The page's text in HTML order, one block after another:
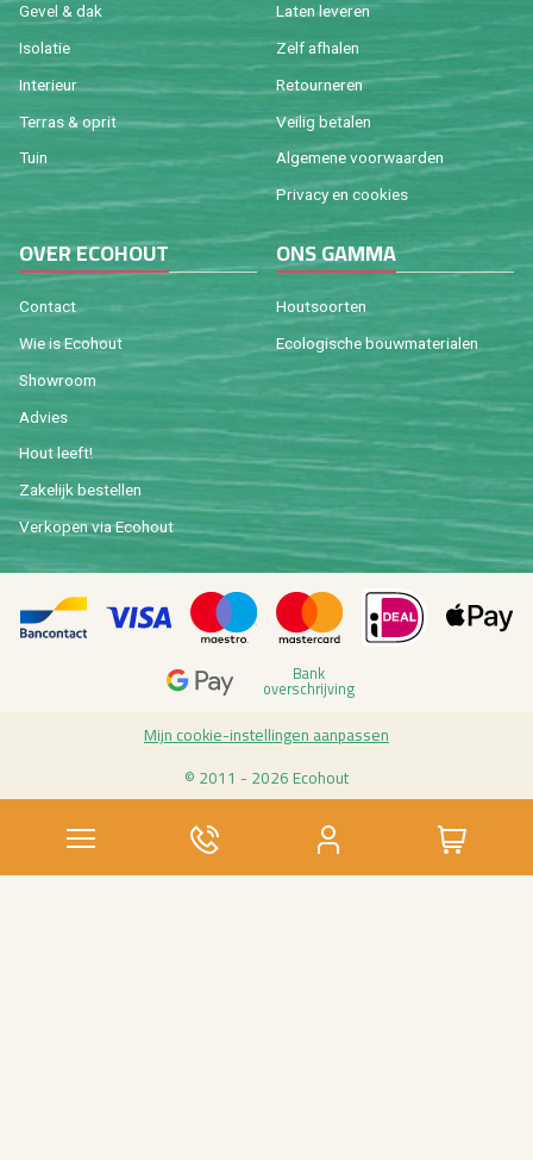
Gevel & dak
Iso­la­tie
In­te­ri­eur
Ter­ras & oprit
Tuin
Laten le­ve­ren
Zelf af­ha­len
Re­tour­ne­ren
Vei­lig be­ta­len
Al­ge­me­ne voor­waar­den
Pri­va­cy en coo­kies
OVER ECO­HOUT
Con­tact
Wie is Eco­hout
Show­room
Ad­vies
Hout leeft!
Za­ke­lijk be­stel­len
Ver­ko­pen via Eco­hout
ONS GAMMA
Hout­soor­ten
Eco­lo­gi­sche bouw­ma­te­ri­a­len
Bank
over­schrij­ving
Mijn coo­kie-in­stel­lin­gen aan­pas­sen
© 2011 - 2026 Eco­hout